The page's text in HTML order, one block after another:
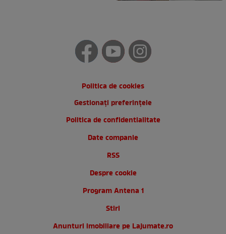
Politica de cookies
Gestionați preferințele
Politica de confidentialitate
Date companie
RSS
Despre cookie
Program Antena 1
Stiri
Anunturi imobiliare pe Lajumate.ro